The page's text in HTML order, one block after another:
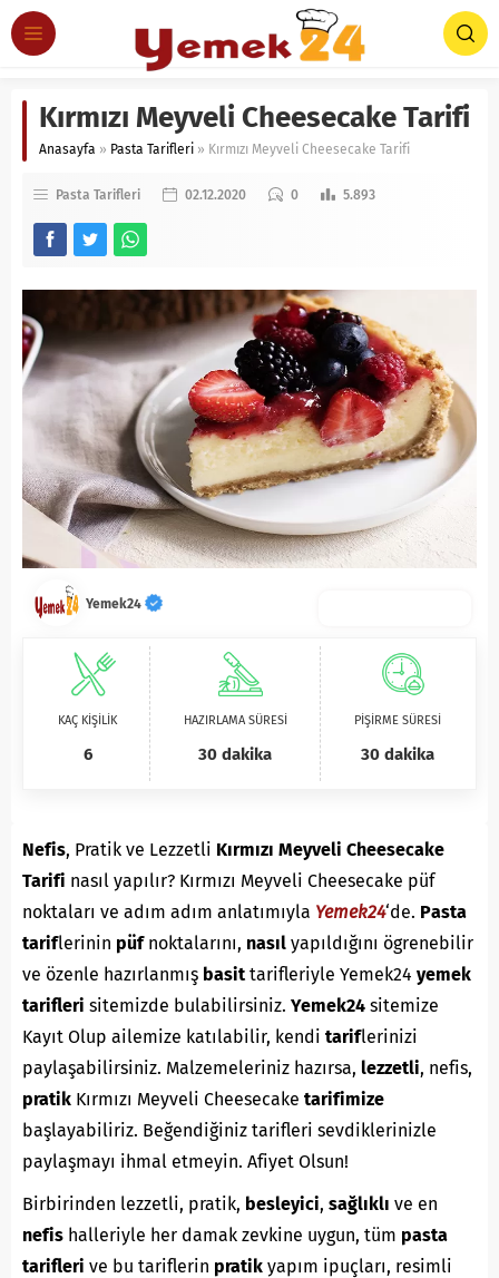
Kırmızı Meyveli Cheesecake Tarifi
Anasayfa » Pasta Tarifleri » Kırmızı Meyveli Cheesecake Tarifi
Pasta Tarifleri 02.12.2020 0 5.893
Yemek24
KAÇ KİŞİLİK
6
HAZIRLAMA SÜRESİ
30 dakika
PİŞİRME SÜRESİ
30 dakika
Nefis, Pratik ve Lezzetli Kırmızı Meyveli Cheesecake
Tarifi nasıl yapılır? Kırmızı Meyveli Cheesecake püf
noktaları ve adım adım anlatımıyla Yemek24‘de. Pasta
tariflerinin püfnoktalarını, nasıl yapıldığını ögrenebilir
ve özenle hazırlanmış basittarifleriyle Yemek24 yemek
tarifleri sitemizde bulabilirsiniz. Yemek24 sitemize
Kayıt Olup ailemize katılabilir, kendi tariflerinizi
paylaşabilirsiniz. Malzemeleriniz hazırsa, lezzetli, nefis,
pratik Kırmızı Meyveli Cheesecake tarifimize
başlayabiliriz. Beğendiğiniz tarifleri sevdiklerinizle
paylaşmayı ihmal etmeyin. Afiyet Olsun!
Birbirinden lezzetli, pratik, besleyici, sağlıklı ve en
nefis halleriyle her damak zevkine uygun, tüm pasta
tarifleri ve bu tariflerin pratik yapım ipuçları, resimli